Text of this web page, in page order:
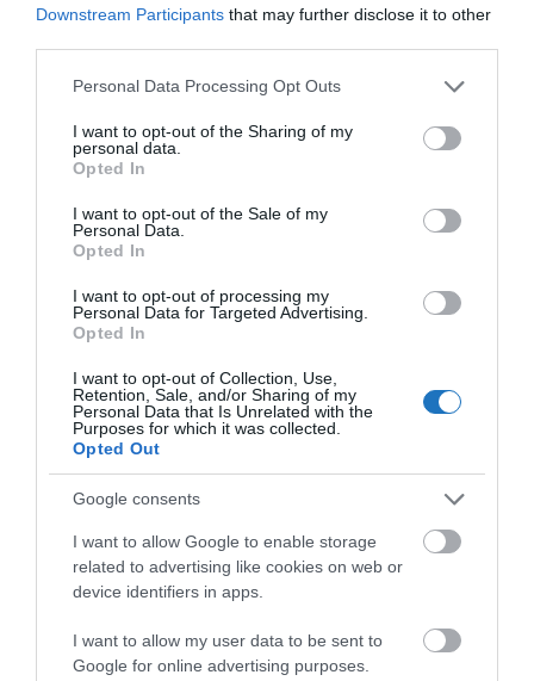
Downstream Participants that may further disclose it to other
Please note that this website/app uses one or more Google
not limited to your visit or usage behaviour. You may click to
grant or deny consent to Google and its third-party tags to
use your data for below specified purposes in below Google
consent section.
Personal Data Processing Opt Outs
I want to opt-out of the Sharing of my
personal data.
Opted In
I want to opt-out of the Sale of my
Personal Data.
Opted In
I want to opt-out of processing my
Personal Data for Targeted Advertising.
Opted In
I want to opt-out of Collection, Use,
Retention, Sale, and/or Sharing of my
Personal Data that Is Unrelated with the
Purposes for which it was collected.
Opted Out
Google consents
I want to allow Google to enable storage
related to advertising like cookies on web or
device identifiers in apps.
I want to allow my user data to be sent to
Google for online advertising purposes.
Görögország szállásokkiválasztásában,
utazásszervezésben örömmel segít megbízható
partnerünk, a
Magas kihasználtságot elérő görög
szigetek
Az augusztusi magas foglaltság tekintetében Lipszi
szigetét szorosan követi az alábbi tizenegy görög
sziget az
AMNA szerint, hiszen a becslések alapján
augusztusban, a turisztikai szezon csúcspontján mind
meghaladja majd a 90 százalékos kihasználtságot:
Számosz
Leszbosz
Ios
Astypalaia